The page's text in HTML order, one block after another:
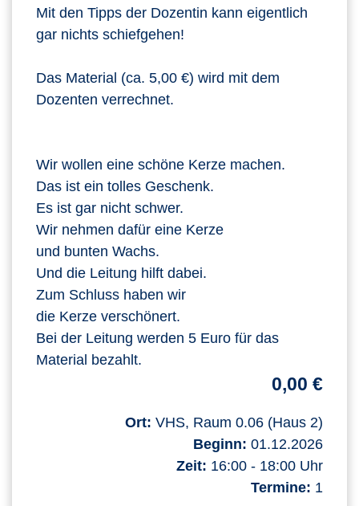
Mit den Tipps der Dozentin kann eigentlich
gar nichts schiefgehen!
Das Material (ca. 5,00 €) wird mit dem
Dozenten verrechnet.
Wir wollen eine schöne Kerze machen.
Das ist ein tolles Geschenk.
Es ist gar nicht schwer.
Wir nehmen dafür eine Kerze
und bunten Wachs.
Und die Leitung hilft dabei.
Zum Schluss haben wir
die Kerze verschönert.
Bei der Leitung werden 5 Euro für das
Material bezahlt.
0,00 €
Ort: VHS, Raum 0.06 (Haus 2)
Beginn: 01.12.2026
Zeit: 16:00 - 18:00 Uhr
Termine: 1